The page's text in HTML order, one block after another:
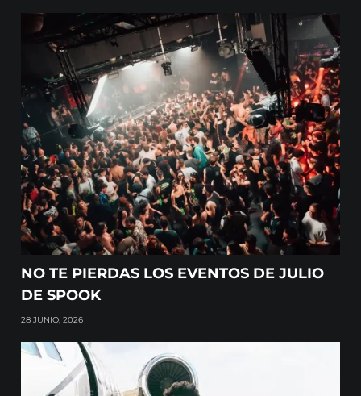
NO TE PIERDAS LOS EVENTOS DE JULIO
DE SPOOK
28 JUNIO, 2026